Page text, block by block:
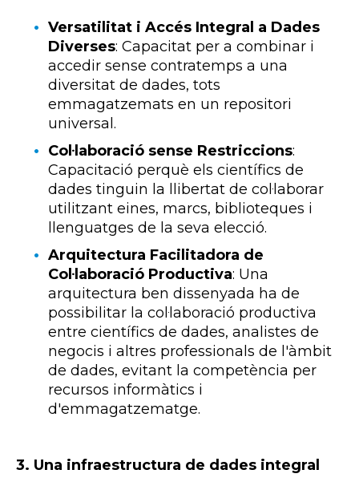
Versatilitat i Accés Integral a Dades
Diverses: Capacitat per a combinar i
accedir sense contratemps a una
diversitat de dades, tots
emmagatzemats en un repositori
universal.
Col·laboració sense Restriccions:
Capacitació perquè els científics de
dades tinguin la llibertat de col·laborar
utilitzant eines, marcs, biblioteques i
llenguatges de la seva elecció.
Arquitectura Facilitadora de
Col·laboració Productiva: Una
arquitectura ben dissenyada ha de
possibilitar la col·laboració productiva
entre científics de dades, analistes de
negocis i altres professionals de l'àmbit
de dades, evitant la competència per
recursos informàtics i
d'emmagatzematge.
3. Una infraestructura de dades integral